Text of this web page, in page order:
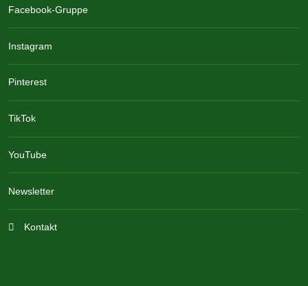
Facebook-Gruppe
Instagram
Pinterest
TikTok
YouTube
Newsletter
Kontakt